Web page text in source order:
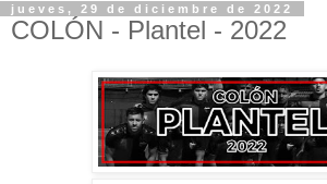
jueves, 29 de diciembre de 2022
COLÓN - Plantel - 2022